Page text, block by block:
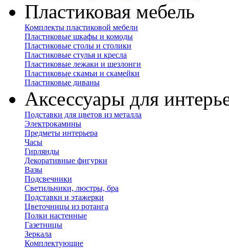
Пластиковая мебель
Комплекты пластиковой мебели
Пластиковые шкафы и комоды
Пластиковые столы и столики
Пластиковые стулья и кресла
Пластиковые лежаки и шезлонги
Пластиковые скамьи и скамейки
Пластиковые диваны
Аксессуары для
Подставки для цветов из металла
Электрокамины
Предметы интерьера
Часы
Гирлянды
Декоративные фигурки
Вазы
Подсвечники
Светильники, люстры, бра
Подставки и этажерки
Цветочницы из ротанга
Полки настенные
Газетницы
Зеркала
Комплектующие